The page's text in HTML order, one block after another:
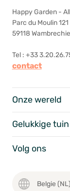
Happy Garden -
Parc du Moulin
59118
Tel : +33
contact
Onze wereld
Gelukkige tuin
Volg ons